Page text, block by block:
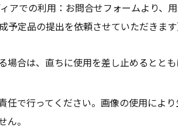
での利用：お問合せフォームより、用
予定品の提出を依頼させていただきます
合は、直ちに使用を差し止めるとと
任で行ってください。画像の使用によ
。